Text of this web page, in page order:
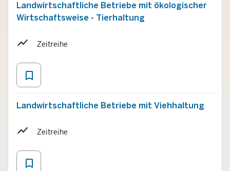
Landwirtschaftliche Betriebe mit ökologischer
Wirtschaftsweise - Tierhaltung
Zeitreihe
bookmark_border
Landwirtschaftliche Betriebe mit Viehhaltung
Zeitreihe
bookmark_border